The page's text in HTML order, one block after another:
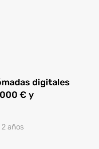
digitales
€ y
años